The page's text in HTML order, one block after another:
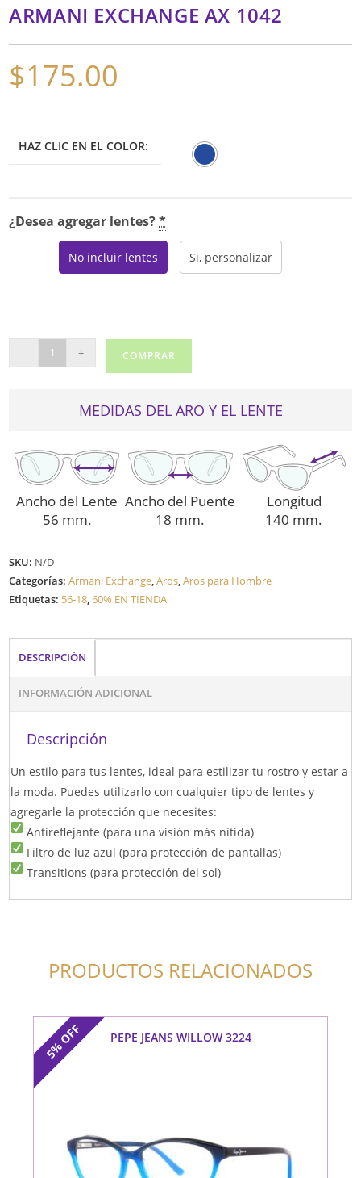
ARMANI EXCHANGE AX 1042
$175.00
HAZ CLIC EN EL COLOR:
¿Desea agregar lentes?*
No incluir lentes Si, personalizar
ARMANI
EXCHANGE
- + COMPRAR
MEDIDAS DEL ARO Y EL LENTE
Ancho del Lente
56 mm.
Ancho del Puente
18 mm.
Longitud
140 mm.
SKU: N/D
Categorías:Armani Exchange,Aros,Aros para Hombre
Etiquetas: 56-18,60% EN TIENDA
DESCRIPCIÓN
INFORMACIÓN ADICIONAL
Descripción
Un estilo para tus lentes, ideal para estilizar tu rostro y estar a
la moda. Puedes utilizarlo con cualquier tipo de lentes y
agregarle la protección que necesites:
Antireflejante (para una visión más nítida)
Filtro de luz azul (para protección de pantallas)
Transitions (para protección del sol)
PRODUCTOS RELACIONADOS
5%
OFF PEPE JEANS WILLOW 3224